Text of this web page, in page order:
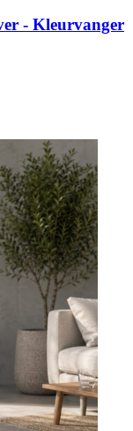
- Kleurvanger